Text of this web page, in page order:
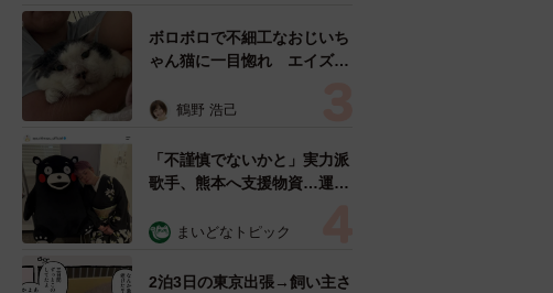
ボロボロで不細工なおじいち
ゃん猫に一目惚れ エイズだ
暮らすと「おじ猫」だって可
鶴野 浩己
「不謹慎でないかと」実力派
歌手、熊本へ支援物資…運搬
めらい 「痛いほど伝わる」
まいどなトピック
2泊3日の東京出張→飼い主さ